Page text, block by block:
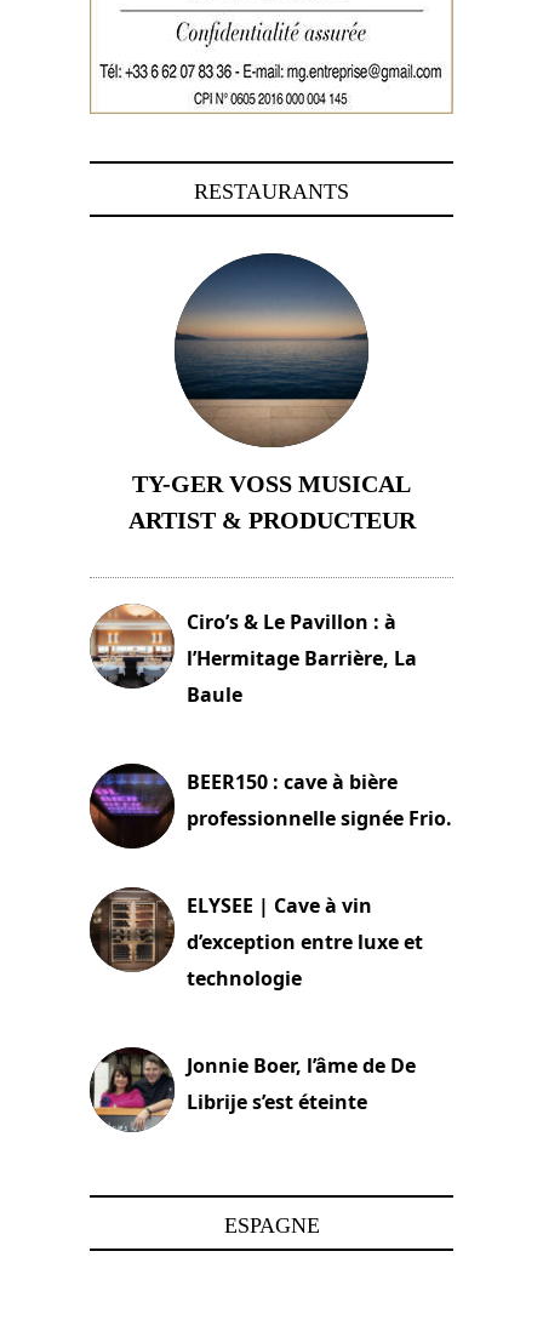
RESTAURANTS
TY-GER VOSS MUSICAL
ARTIST & PRODUCTEUR
Ciro’s & Le Pavillon : à
l’Hermitage Barrière, La
Baule
BEER150 : cave à bière
professionnelle signée Frio.
ELYSEE | Cave à vin
d’exception entre luxe et
technologie
Jonnie Boer, l’âme de De
Librije s’est éteinte
ESPAGNE